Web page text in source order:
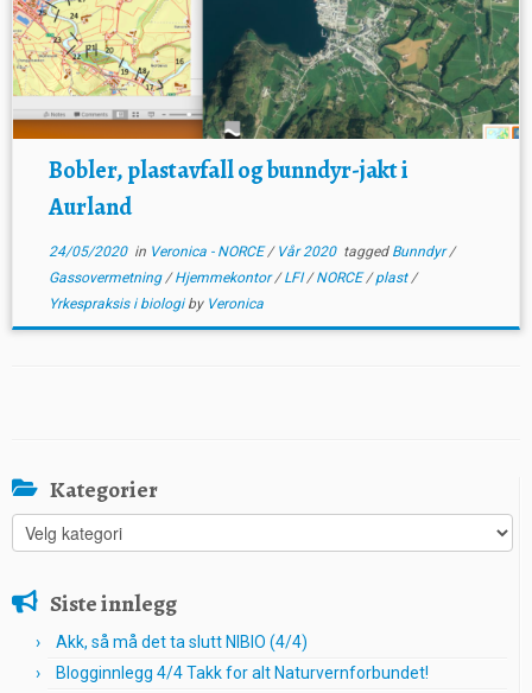
Bobler, plastavfall og bunndyr-jakt i
Aurland
24/05/2020in Veronica - NORCE/ Vår 2020 tagged Bunndyr/
Gassovermetning/Hjemmekontor/LFI/NORCE/plast/
Yrkespraksis i biologi by Veronica
Kategorier
Kategorier
Siste innlegg
Akk, så må det ta slutt NIBIO (4/4)
Blogginnlegg 4/4 Takk for alt Naturvernforbundet!